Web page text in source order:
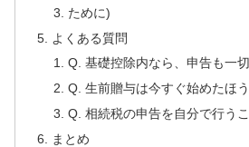
ために)
よくある質問
Q. 基礎控除内なら、申告も一
Q. 生前贈与は今すぐ始めたほ
Q. 相続税の申告を自分で行う
まとめ